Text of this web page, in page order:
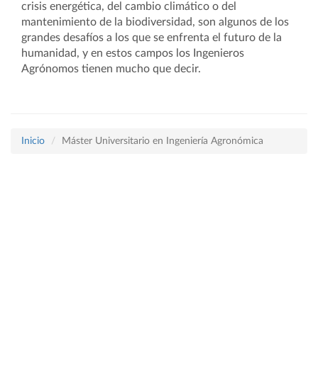
crisis energética, del cambio climático o del
mantenimiento de la biodiversidad, son algunos de los
grandes desafíos a los que se enfrenta el futuro de la
humanidad, y en estos campos los Ingenieros
Agrónomos tienen mucho que decir.
Inicio Máster Universitario en Ingeniería Agronómica